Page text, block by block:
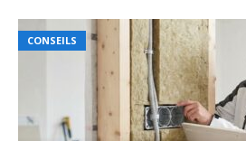
CONSEILS